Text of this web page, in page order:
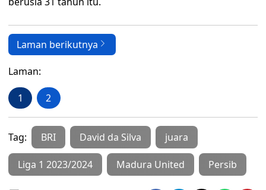
Laman berikutnya
Laman:
1 2
Tag: BRI David da Silva juara
Liga 1 2023/2024 Madura United Persib